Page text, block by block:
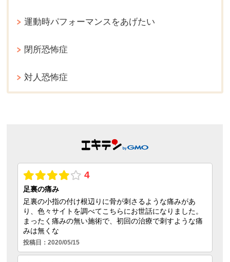
運動時パフォーマンスをあげたい
閉所恐怖症
対人恐怖症